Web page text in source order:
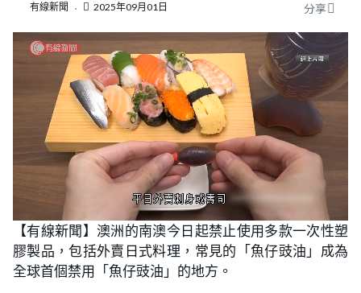
有線新聞 2025年09月01日 分享
n
m
t
e
o
a
d
e
d
:
2
【有線新聞】澳洲的南澳今日起禁止使用多款一次性塑
膠製品，包括外賣日式料理，常見的「魚仔豉油」成為
全球首個禁用「魚仔豉油」的地方。